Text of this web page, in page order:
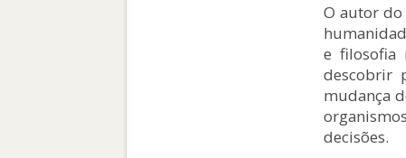
O autor do
e filosofia
descobrir
mudança
decisões.